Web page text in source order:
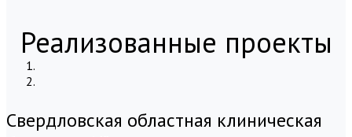
Реализованные проекты
Свердловская областная клиническая